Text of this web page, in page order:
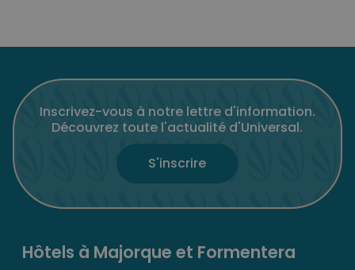
Inscrivez-vous à notre lettre d'information.
Découvrez toute l'actualité d'Universal.
S'inscrire
Hôtels à Majorque et Formentera